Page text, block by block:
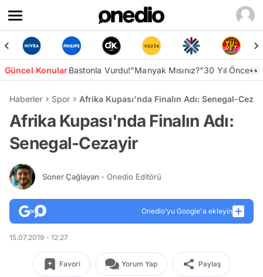
Güncel KonularBastonla Vurdu!"Manyak Mısınız?"30 Yıl Önce👀
Haberler Spor Afrika Kupası'nda Finalın Adı: Senegal-
Afrika Kupası'nda Finalın Adı:
Senegal-Cezayir
Soner Çağlayan - Onedio Editörü
Onedio’yu Google'a ekleyin
15.07.2019 - 12:27
Favori Yorum Yap Paylaş